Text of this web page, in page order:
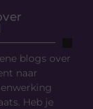
blogs over
naar
Heb je